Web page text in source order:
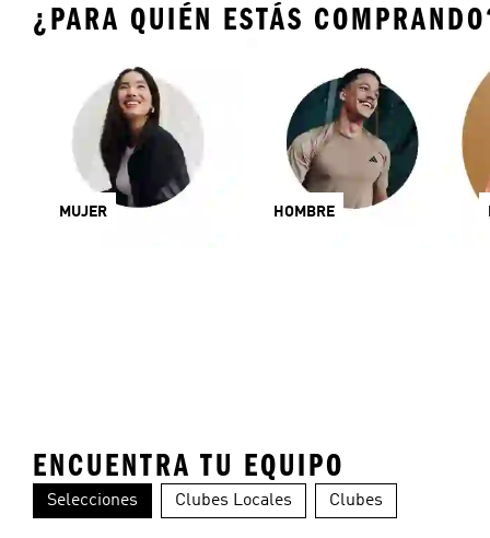
¿PARA QUIÉN ESTÁS
MUJER HOMBRE
ENCUENTRA TU EQUIPO
Selecciones Clubes Locales Clubes
Colombia Alemania